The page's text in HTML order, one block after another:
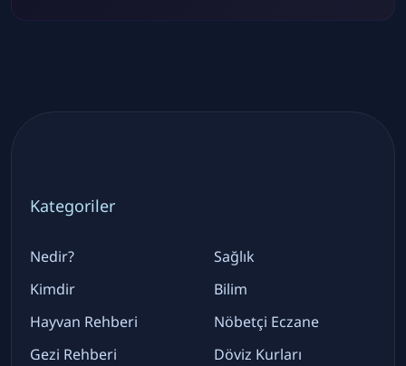
Kategoriler
Nedir?
Kimdir
Hayvan Rehberi
Gezi Rehberi
Sağlık
Bilim
Nöbetçi Eczane
Döviz Kurları